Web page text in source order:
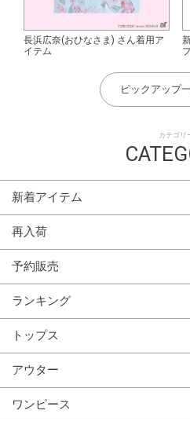
カテゴリ
新着アイテム
再入荷
予約販売
ランキング
トップス
アウター
ワンピース
長浜広奈(おひなさま) さん着用ア
イテム
ピックアップ